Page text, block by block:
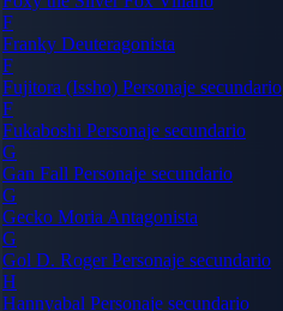
F
Franky Deuteragonista
F
Fujitora (Issho) Personaje secundario
F
Fukaboshi Personaje secundario
G
Gan Fall Personaje secundario
G
Gecko Moria Antagonista
G
Gol D. RogerPersonaje secundario
H
Hannyabal Personaje secundario